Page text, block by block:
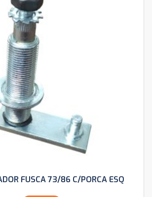
FUSCA 73/86 C/PORCA ESQ